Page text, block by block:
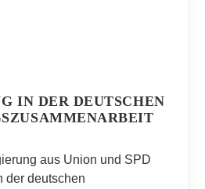
IN DER DEUTSCHEN
aus Union und SPD
der deutschen